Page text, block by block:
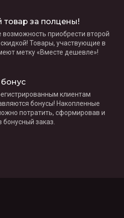
товар за полцены!
возможность приобрести второй
Товары, участвующие в
метку «Вместе дешевле»!
бонус
клиентам
бонусы! Накопленные
потратить, сформировав и
бонусный заказ.